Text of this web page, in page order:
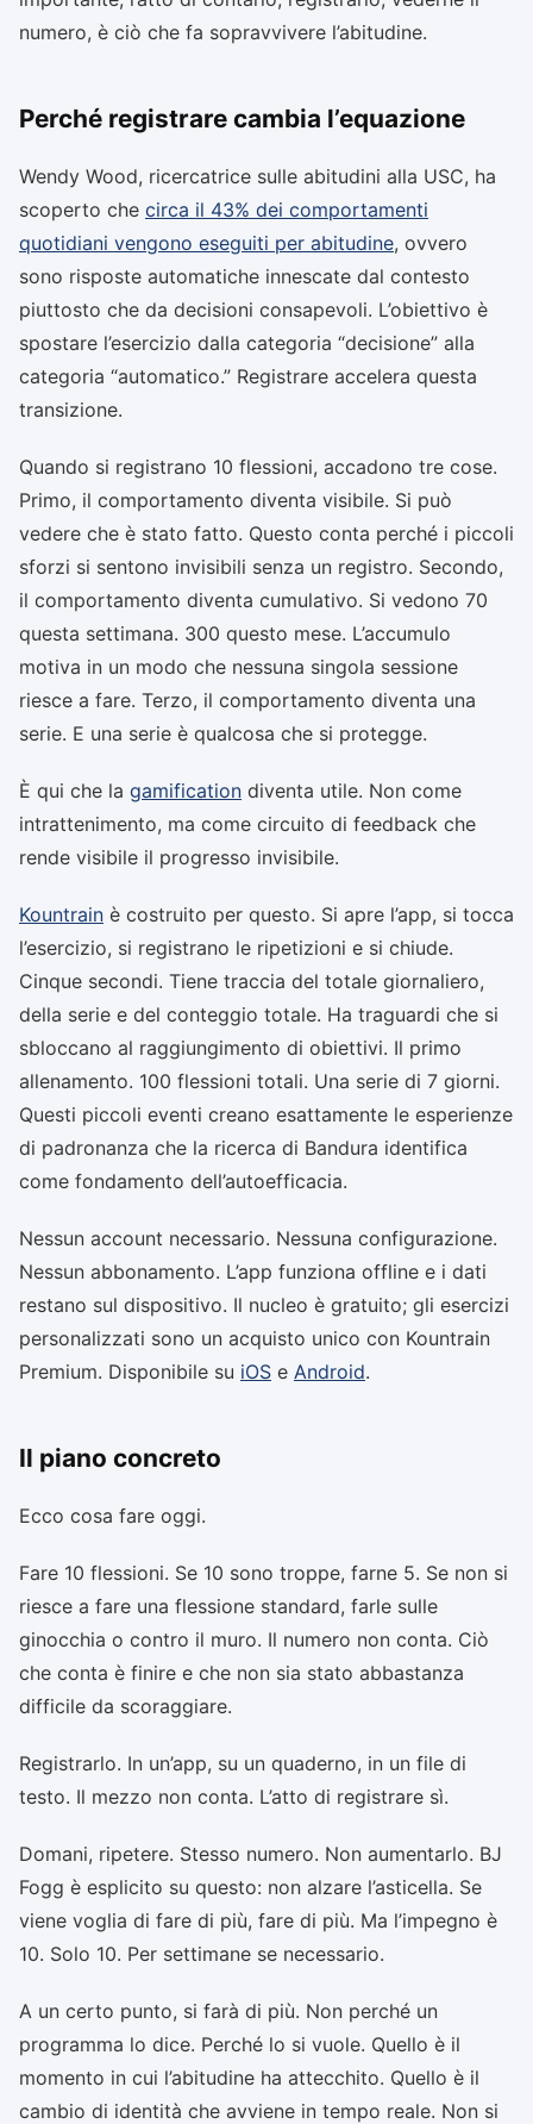
numero, è ciò che fa sopravvivere l’abitudine.
Perché registrare cambia l’equazione
Wendy Wood, ricercatrice sulle abitudini alla USC, ha
scoperto che circa il 43% dei comportamenti
quotidiani vengono eseguiti per abitudine, ovvero
sono risposte automatiche innescate dal contesto
piuttosto che da decisioni consapevoli. L’obiettivo è
spostare l’esercizio dalla categoria “decisione” alla
categoria “automatico.” Registrare accelera questa
transizione.
Quando si registrano 10 flessioni, accadono tre cose.
Primo, il comportamento diventa visibile. Si può
vedere che è stato fatto. Questo conta perché i piccoli
sforzi si sentono invisibili senza un registro. Secondo,
il comportamento diventa cumulativo. Si vedono 70
questa settimana. 300 questo mese. L’accumulo
motiva in un modo che nessuna singola sessione
riesce a fare. Terzo, il comportamento diventa una
serie. E una serie è qualcosa che si protegge.
È qui che la gamification diventa utile. Non come
intrattenimento, ma come circuito di feedback che
rende visibile il progresso invisibile.
Kountrain è costruito per questo. Si apre l’app, si tocca
l’esercizio, si registrano le ripetizioni e si chiude.
Cinque secondi. Tiene traccia del totale giornaliero,
della serie e del conteggio totale. Ha traguardi che si
sbloccano al raggiungimento di obiettivi. Il primo
allenamento. 100 flessioni totali. Una serie di 7 giorni.
Questi piccoli eventi creano esattamente le esperienze
di padronanza che la ricerca di Bandura identifica
come fondamento dell’autoefficacia.
Nessun account necessario. Nessuna configurazione.
Nessun abbonamento. L’app funziona offline e i dati
restano sul dispositivo. Il nucleo è gratuito; gli esercizi
personalizzati sono un acquisto unico con Kountrain
Premium. Disponibile su iOS e Android.
Il piano concreto
Ecco cosa fare oggi.
Fare 10 flessioni. Se 10 sono troppe, farne 5. Se non si
riesce a fare una flessione standard, farle sulle
ginocchia o contro il muro. Il numero non conta. Ciò
che conta è finire e che non sia stato abbastanza
difficile da scoraggiare.
Registrarlo. In un’app, su un quaderno, in un file di
testo. Il mezzo non conta. L’atto di registrare sì.
Domani, ripetere. Stesso numero. Non aumentarlo. BJ
Fogg è esplicito su questo: non alzare l’asticella. Se
viene voglia di fare di più, fare di più. Ma l’impegno è
10. Solo 10. Per settimane se necessario.
A un certo punto, si farà di più. Non perché un
programma lo dice. Perché lo si vuole. Quello è il
momento in cui l’abitudine ha attecchito. Quello è il
cambio di identità che avviene in tempo reale. Non si